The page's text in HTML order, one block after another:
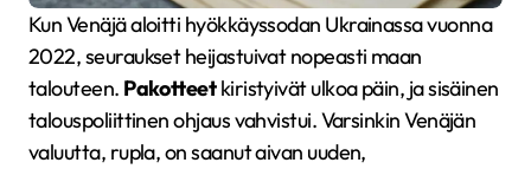
Kun Venäjä aloitti hyökkäyssodan Ukrainassa vuonna
2022, seuraukset heijastuivat nopeasti maan
talouteen. Pakotteetkiristyivät ulkoa päin, ja sisäinen
talouspoliittinen ohjaus vahvistui. Varsinkin Venäjän
valuutta, rupla, on saanut aivan uuden,